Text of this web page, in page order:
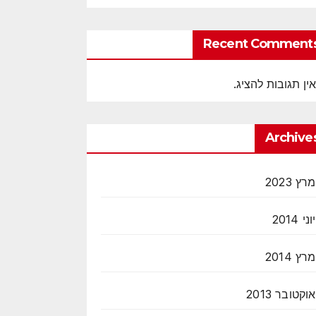
Recent
אין תגובות להציג.
מרץ 2023
יוני 2014
מרץ 2014
אוקטובר 2013